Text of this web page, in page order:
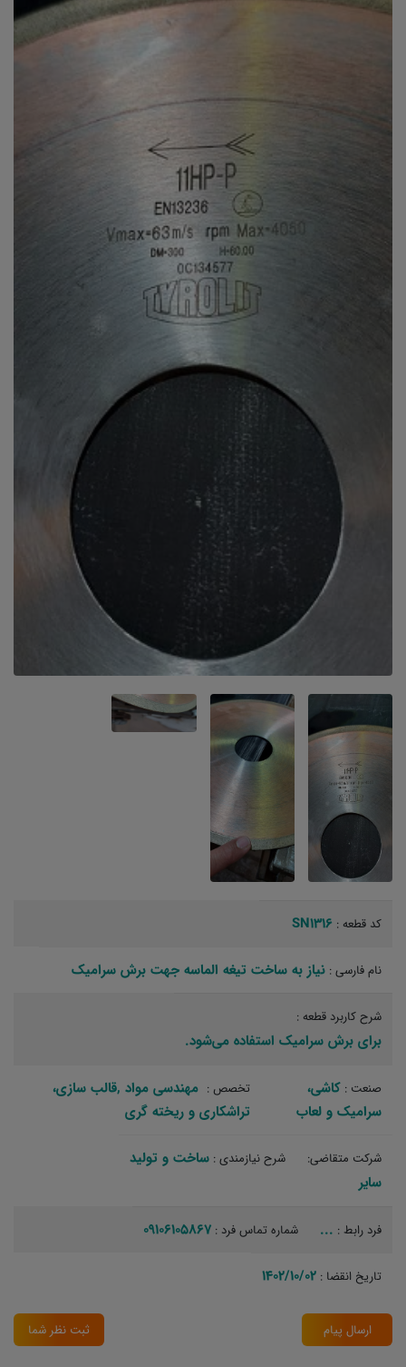
کد قطعه : SN1316
نام فارسی : نیاز به ساخت تیغه الماسه جهت برش سرامیک
شرح کاربرد قطعه :
برای برش سرامیک استفاده می‌شود.
صنعت : کاشی،
سرامیک و لعاب
تخصص : مهندسی مواد‏ ,قالب سازی،
تراشکاری و ریخته گری‏
شرکت متقاضی:
سایر
شرح نیازمندی : ساخت و تولید‏
فرد رابط : ... شماره تماس فرد : 09106105867
تاریخ انقضا : 1402/10/02
ارسال پیام ثبت نظر شما